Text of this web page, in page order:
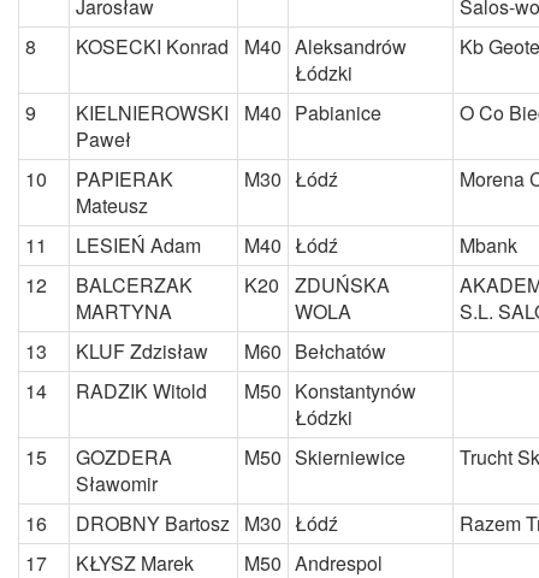
Jarosław
Salos-
8
KOSECKI Konrad M40 Aleksandrów
Łódzki
Kb
9
KIELNIEROWSKI
Paweł
M40 Pabianice O Co
10
PAPIERAK
Mateusz
M30 Łódź Morena
11 LESIEŃ Adam M40 Łódź
Mbank
12
BALCERZAK
MARTYNA
K20
ZDUŃSKA
WOLA
S.L.
13
KLUF Zdzisław M60 Bełchatów
14
RADZIK Witold M50 Konstantynów
Łódzki
15
GOZDERA
Sławomir
M50 Skierniewice Trucht
16 DROBNY Bartosz M30 Łódź
Razem
17
KŁYSZ Marek M50 Andrespol